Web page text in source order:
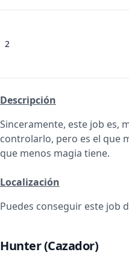
2
Descripción
Sinceramente, este job es,
controlarlo, pero es el que
que menos magia tiene.
Localización
Puedes conseguir este job
Hunter (Cazador)